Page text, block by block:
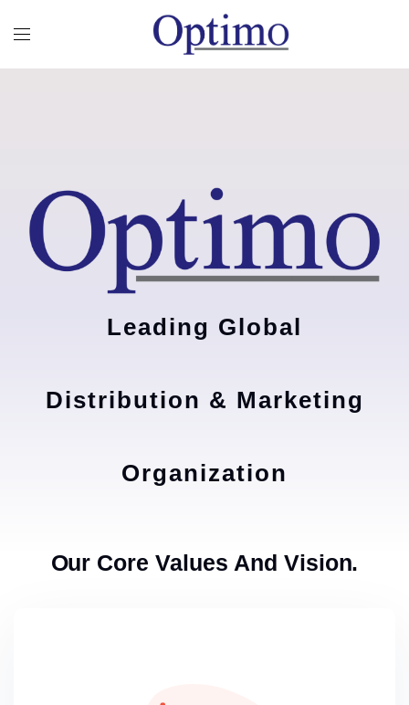
Leading Global
Distribution & Marketing
Organization
Our Core Values And Vision.